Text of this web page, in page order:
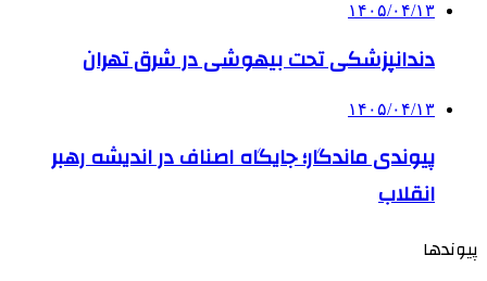
۱۴۰۵/۰۴/۱۳
دندانپزشکی تحت بیهوشی در شرق تهران
۱۴۰۵/۰۴/۱۳
پیوندی ماندگار؛ جایگاه اصناف در اندیشه رهبر
انقلاب
پیوندها